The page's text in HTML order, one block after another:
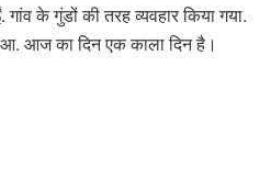
के गुंडों की तरह व्यवहार किया गया.
आज का दिन एक काला दिन है।